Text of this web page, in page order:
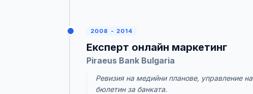
2008 - 2014
Експерт онлайн маркетинг
Piraeus Bank Bulgaria
Ревизия на медийни планове, управление
бюлетин за банката.